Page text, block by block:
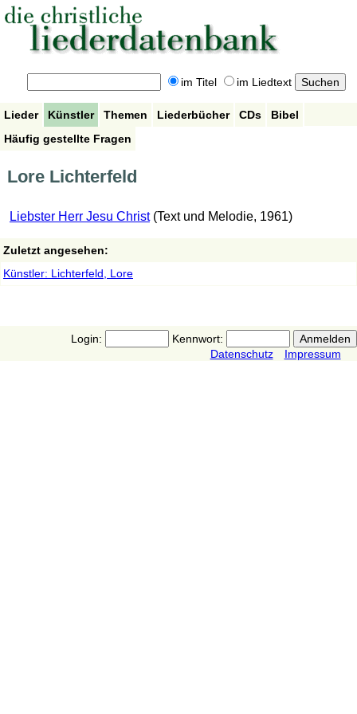
im Titel im Liedtext
Lieder Künstler Themen Liederbücher CDs
Bibel
Häufig gestellte Fragen
Lore Lichterfeld
Liebster Herr Jesu Christ (Text und Melodie, 1961)
Zuletzt angesehen:
Künstler: Lichterfeld, Lore
Login:
Kennwort:
Datenschutz
Impressum